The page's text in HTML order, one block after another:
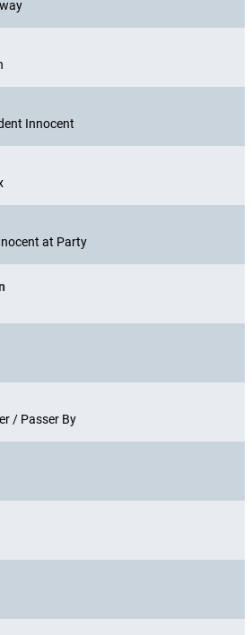
Innocent
at Party
/ Passer By